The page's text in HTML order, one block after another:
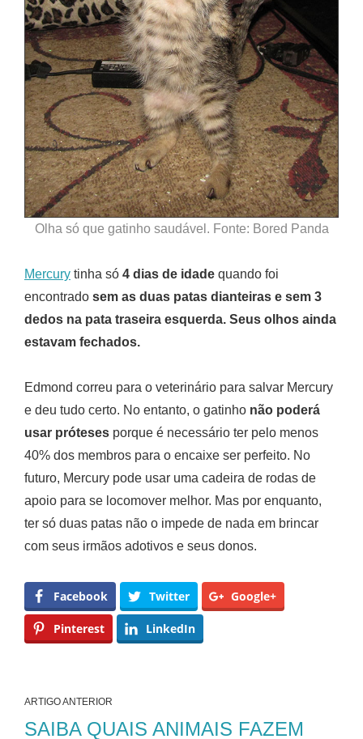
Olha só que gatinho saudável. Fonte: Bored Panda
Mercury tinha só 4 dias de idade quando foi
encontrado sem as duas patas dianteiras e sem 3
dedos na pata traseira esquerda. Seus olhos ainda
estavam fechados.
Edmond correu para o veterinário para salvar Mercury
e deu tudo certo. No entanto, o gatinho não poderá
usar próteses porque é necessário ter pelo menos
40% dos membros para o encaixe ser perfeito. No
futuro, Mercury pode usar uma cadeira de rodas de
apoio para se locomover melhor. Mas por enquanto,
ter só duas patas não o impede de nada em brincar
com seus irmãos adotivos e seus donos.
Facebook Twitter Google+
Pinterest LinkedIn
ARTIGO ANTERIOR
SAIBA QUAIS ANIMAIS FAZEM